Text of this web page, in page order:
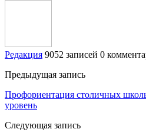
Редакция 9052 записей 0
Предыдущая запись
Профориентация столичных
уровень
Следующая запись